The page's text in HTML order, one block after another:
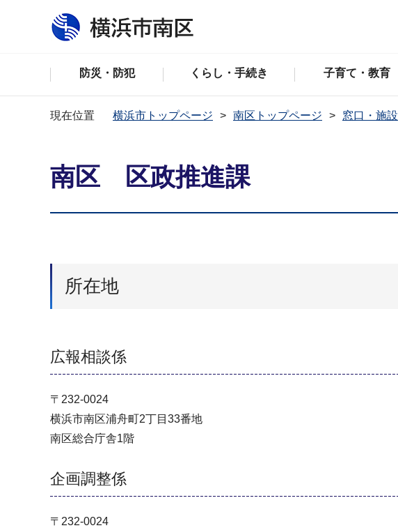
防災・防犯 くらし・手続き 子育て・教育
現在位置 横浜市トップページ 南区トップページ 窓口・施設
南区 区政推進課
所在地
広報相談係
〒232-0024
横浜市南区浦舟町2丁目33番地
南区総合庁舎1階
企画調整係
〒232-0024